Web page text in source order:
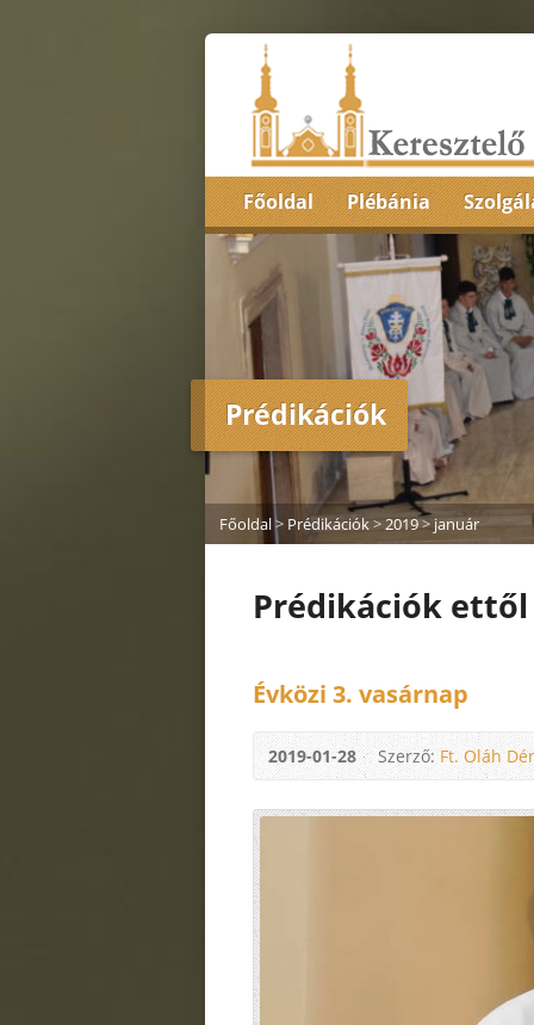
Főoldal Plébánia
Prédikációk
Főoldal> Prédikációk>2019> január
Prédikációk
Évközi 3. vasárnap
2019-01-28 Szerző:Ft. Oláh